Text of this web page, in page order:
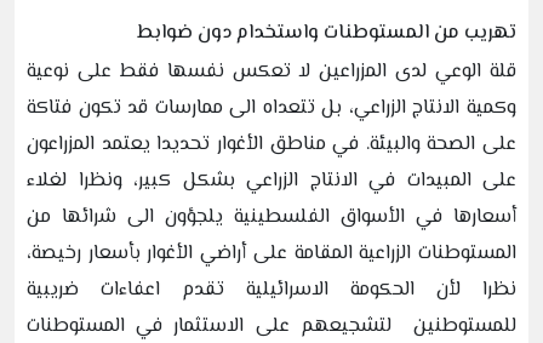
تهريب من المستوطنات واستخدام دون ضوابط
قلة الوعي لدى المزراعين لا تعكس نفسها فقط على نوعية
وكمية الانتاج الزراعي، بل تتعداه الى ممارسات قد تكون فتاكة
على الصحة والبيئة. في مناطق الأغوار تحديدا يعتمد المزراعون
على المبيدات في الانتاج الزراعي بشكل كبير، ونظرا لغلاء
أسعارها في الأسواق الفلسطينية يلجؤون الى شرائها من
المستوطنات الزراعية المقامة على أراضي الأغوار بأسعار رخيصة،
نظرا لأن الحكومة الاسرائيلية تقدم اعفاءات ضريبية
للمستوطنين لتشجيعهم على الاستثمار في المستوطنات